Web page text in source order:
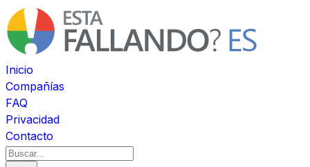
Inicio
Compañías
FAQ
Privacidad
Contacto